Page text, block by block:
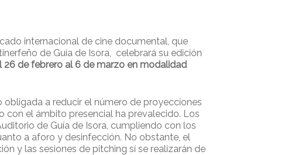
internacional de cine documental, que
de Guía de Isora, celebrará su edición
26 de febrero al 6 de marzo en modalidad
obligada a reducir el número de proyecciones
con el ámbito presencial ha prevalecido. Los
de Guía de Isora, cumpliendo con los
a aforo y desinfección. No obstante, el
y las sesiones de pitching sí se realizarán de